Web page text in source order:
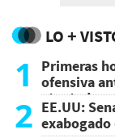
LO +
1
Primeras
ofensiva
atentado
2 EE.UU:
exabogado